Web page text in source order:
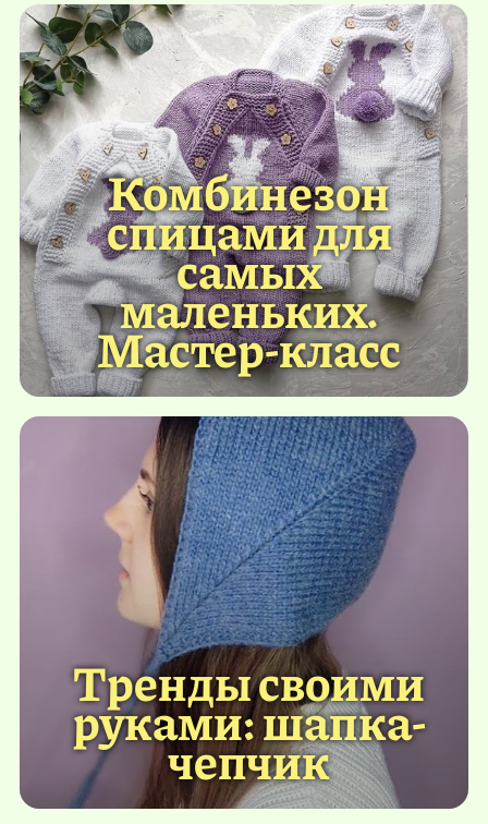
Комбинезон
спицами для
самых
маленьких.
Мастер-класс
Тренды своими
руками: шапка-
чепчик